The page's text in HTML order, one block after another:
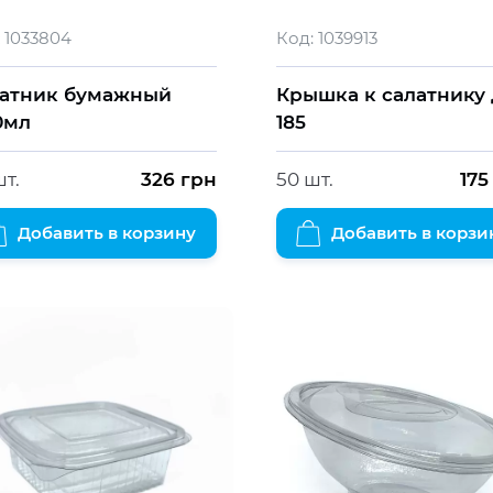
1033804
бумажный
326 грн
Добавить в корзину
Код: 1039913
Крышка к салатнику
185
50 шт. 175
Добавить в